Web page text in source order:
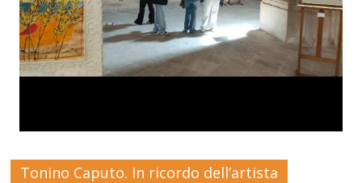
Tonino Caputo. In ricordo dell’artista